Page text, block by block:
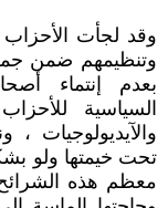
وقد لجأت
وتنظيمهم ضمن
بعدم إنتماء
السياسية
تحت خيمتها ولو
معظم هذه